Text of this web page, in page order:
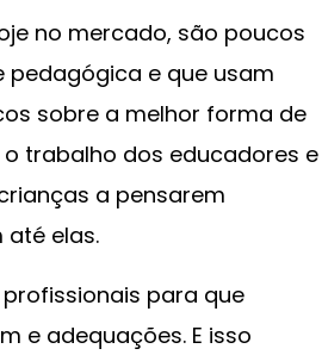
no mercado, são poucos
e que usam
sobre a melhor forma de
o trabalho dos educadores e
a pensarem
elas.
para que
e adequações. E isso